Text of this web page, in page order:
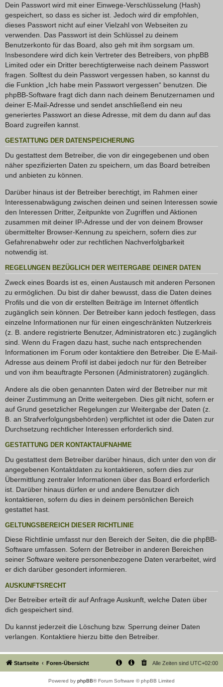
Dein Passwort wird mit einer Einwege-Verschlüsselung (Hash)
gespeichert, so dass es sicher ist. Jedoch wird dir empfohlen,
dieses Passwort nicht auf einer Vielzahl von Webseiten zu
verwenden. Das Passwort ist dein Schlüssel zu deinem
Benutzerkonto für das Board, also geh mit ihm sorgsam um.
Insbesondere wird dich kein Vertreter des Betreibers, von phpBB
Limited oder ein Dritter berechtigterweise nach deinem Passwort
fragen. Solltest du dein Passwort vergessen haben, so kannst du
die Funktion „Ich habe mein Passwort vergessen“ benutzen. Die
phpBB-Software fragt dich dann nach deinem Benutzernamen und
deiner E-Mail-Adresse und sendet anschließend ein neu
generiertes Passwort an diese Adresse, mit dem du dann auf das
Board zugreifen kannst.
GESTATTUNG DER DATENSPEICHERUNG
Du gestattest dem Betreiber, die von dir eingegebenen und oben
näher spezifizierten Daten zu speichern, um das Board betreiben
und anbieten zu können.
Darüber hinaus ist der Betreiber berechtigt, im Rahmen einer
Interessenabwägung zwischen deinen und seinen Interessen sowie
den Interessen Dritter, Zeitpunkte von Zugriffen und Aktionen
zusammen mit deiner IP-Adresse und der von deinem Browser
übermittelter Browser-Kennung zu speichern, sofern dies zur
Gefahrenabwehr oder zur rechtlichen Nachverfolgbarkeit
notwendig ist.
REGELUNGEN BEZÜGLICH DER WEITERGABE DEINER DATEN
Zweck eines Boards ist es, einen Austausch mit anderen Personen
zu ermöglichen. Du bist dir daher bewusst, dass die Daten deines
Profils und die von dir erstellten Beiträge im Internet öffentlich
zugänglich sein können. Der Betreiber kann jedoch festlegen, dass
einzelne Informationen nur für einen eingeschränkten Nutzerkreis
(z. B. andere registrierte Benutzer, Administratoren etc.) zugänglich
sind. Wenn du Fragen dazu hast, suche nach entsprechenden
Informationen im Forum oder kontaktiere den Betreiber. Die E-Mail-
Adresse aus deinem Profil ist dabei jedoch nur für den Betreiber
und von ihm beauftragte Personen (Administratoren) zugänglich.
Andere als die oben genannten Daten wird der Betreiber nur mit
deiner Zustimmung an Dritte weitergeben. Dies gilt nicht, sofern er
auf Grund gesetzlicher Regelungen zur Weitergabe der Daten (z.
B. an Strafverfolgungsbehörden) verpflichtet ist oder die Daten zur
Durchsetzung rechtlicher Interessen erforderlich sind.
GESTATTUNG DER KONTAKTAUFNAHME
Du gestattest dem Betreiber darüber hinaus, dich unter den von dir
angegebenen Kontaktdaten zu kontaktieren, sofern dies zur
Übermittlung zentraler Informationen über das Board erforderlich
ist. Darüber hinaus dürfen er und andere Benutzer dich
kontaktieren, sofern du dies in deinem persönlichen Bereich
gestattet hast.
GELTUNGSBEREICH DIESER RICHTLINIE
Diese Richtlinie umfasst nur den Bereich der Seiten, die die phpBB-
Software umfassen. Sofern der Betreiber in anderen Bereichen
seiner Software weitere personenbezogene Daten verarbeitet, wird
er dich darüber gesondert informieren.
AUSKUNFTSRECHT
Der Betreiber erteilt dir auf Anfrage Auskunft, welche Daten über
dich gespeichert sind.
Du kannst jederzeit die Löschung bzw. Sperrung deiner Daten
verlangen. Kontaktiere hierzu bitte den Betreiber.
Startseite Foren-Übersicht Alle Zeiten sind UTC+02:00
Powered by phpBB® Forum Software © phpBB Limited